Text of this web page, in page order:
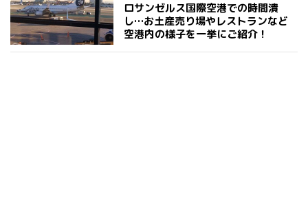
ロサンゼルス国際空港での時間潰
し…お土産売り場やレストランなど
空港内の様子を一挙にご紹介！